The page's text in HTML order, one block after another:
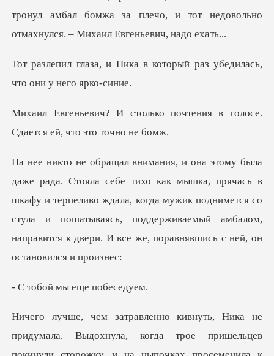
тронул амбал бомжа за плечо, и тот недоволь
в который раз убедилась,
о почтения в голосе.
Сдаетс
прячась в
шкафу и терпеливо ждала, когда мужик поднимется со
стула и пошатываясь, поддержи
мы еще п
ришельцев